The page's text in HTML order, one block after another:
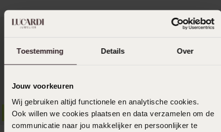
Toestemming Details Over
Jouw voorkeuren
Wij gebruiken altijd functionele en analytische cookies.
Ook willen we cookies plaatsen en data verzamelen om de
communicatie naar jou makkelijker en persoonlijker te
-50% 1+1 gratis -33% Bestseller